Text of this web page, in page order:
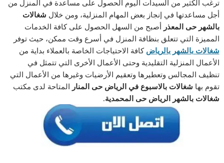
ترغب الكثير من السيدات اليوم الحصول على مساعدة في المنزل من
أجل مساعدتها في إنجاز بعض المهام المنزلية، ومن خلال شغالات
بالشهر حى المعذرأصبح من السهل الحصول على كافة الخدمات
المميزة التي تتعلق بنظافة المنزل في أسرع وقت ممكن، حيث توفر
شغالات بالشهر بالرياض كافة الاحتياجات الخاصة بالعملاء بداية من
الأعمال المنزلية التقليدية وحتى الأعمال الأخرى التي تتمثل في
تنظيف المجالس وتعطيرها وتعقيم الأرضيات وغيرها من الأعمال التي
تقوم بها شغالات بالاسبوع في الرياض حى المنار المتاحة لدى مكتب
شغالات بالشهر الرياض حى المحمدية.